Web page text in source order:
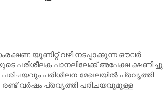
യൂണിറ്റ് വഴി നടപ്പാക്കുന്ന ഔവർ
പരിശീലക പാനലിലേക്ക് അപേക്ഷ ക്ഷണിച്ചു.
പരിശീലന മേഖലയിൽ പ്രവൃത്തി
രണ്ട് വർഷം പ്രവൃത്തി പരിചയവുമുള്ള